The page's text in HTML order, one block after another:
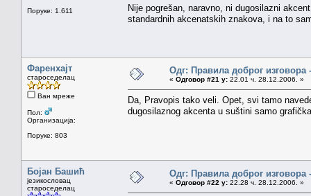
Поруке: 1.611
Nije pogrešan, naravno, ni dugosilazni
standardnih akcenatskih znakova, i na to
Фаренхајт
староседелац
Ван мреже
Пол:
Организација:
Поруке: 803
Одг: Правила доброг изговора
« Одговор #21 у: 22.01 ч. 28.12.2006. »
Da, Pravopis tako veli. Opet, svi tamo
dugosilaznog akcenta u suštini samo
Бојан Башић
језикословац
староседелац
Одг: Правила доброг изговора
« Одговор #22 у: 22.28 ч. 28.12.2006. »